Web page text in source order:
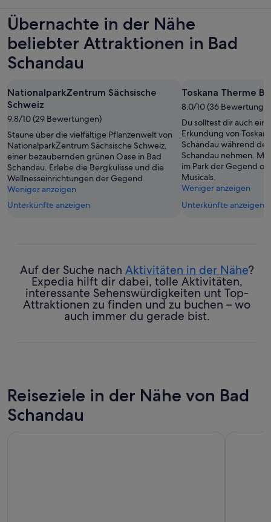
Übernachte in der Nähe
beliebter Attraktionen in Bad
Schandau
NationalparkZentrum Sächsische
Schweiz
9.8/10 (29 Bewertungen)
Staune über die vielfältige Pflanzenwelt von
NationalparkZentrum Sächsische Schweiz,
einer bezaubernden grünen Oase in Bad
Schandau. Erlebe die Bergkulisse und die
Wellnesseinrichtungen der Gegend.
Weniger anzeigen
Unterkünfte anzeigen
Toskana Therme
8.0/10 (36
Du solltest dir auch
Erkundung von
Schandau während
Schandau nehmen.
im Park der Gegend
Musicals.
Weniger anzeigen
Unterkünfte anzeigen
Auf der Suche nach Aktivitäten in der Nähe?
Expedia hilft dir dabei, tolle Aktivitäten,
interessante Sehenswürdigkeiten unt Top-
Attraktionen zu finden und zu buchen – wo
auch immer du gerade bist.
Reiseziele in der Nähe von Bad
Schandau